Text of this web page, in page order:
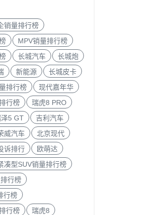
销量排行榜
MPV销量排行榜
长城汽车
长城炮
新能源
长城皮卡
排行榜
现代嘉年华
行榜
瑞虎8 PRO
5 GT
吉利汽车
威汽车
北京现代
诉排行
欧萌达
凑型SUV销量排行榜
行榜
行榜
行榜
瑞虎8